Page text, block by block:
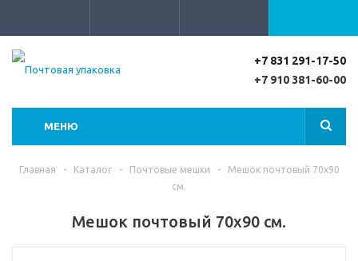
+7 831 291-17-50
+7 910 381-60-00
МЕНЮ
Главная - Каталог - Почтовые мешки -
Мешок почтовый 70х90
см.
Мешок почтовый 70х90 см.